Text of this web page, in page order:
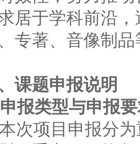
居于学科前沿
专著、音像制
课题申报说明
申报类型与申报
次项目申报分